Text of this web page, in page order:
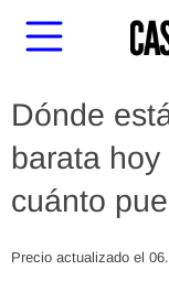
Dónde
barata
cuánto
Precio actualizado el